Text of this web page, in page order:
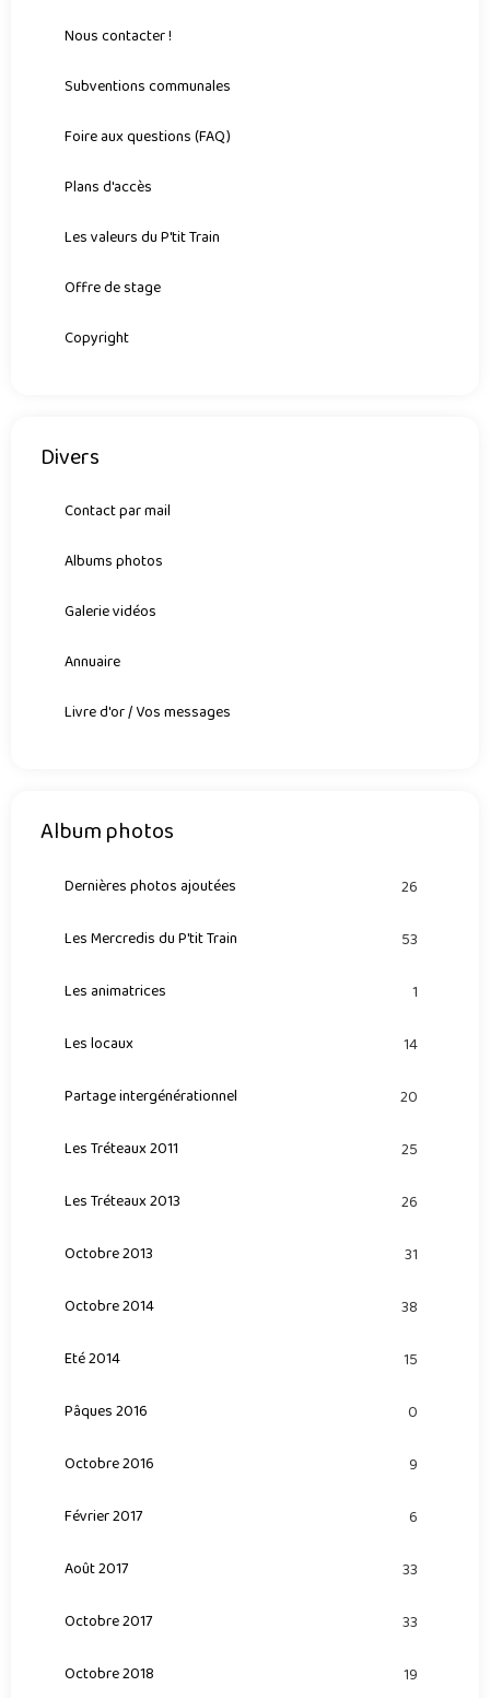
Nous contacter !
Subventions communales
Foire aux questions (FAQ)
Plans d'accès
Les valeurs du P'tit Train
Offre de stage
Copyright
Divers
Contact par mail
Albums photos
Galerie vidéos
Annuaire
Livre d'or / Vos messages
Album photos
Dernières photos ajoutées 26
Les Mercredis du P'tit Train 53
Les animatrices 1
Les locaux 14
Partage intergénérationnel 20
Les Tréteaux 2011 25
Les Tréteaux 2013 26
Octobre 2013 31
Octobre 2014 38
Eté 2014 15
Pâques 2016 0
Octobre 2016 9
Février 2017 6
Août 2017 33
Octobre 2017 33
Octobre 2018 19